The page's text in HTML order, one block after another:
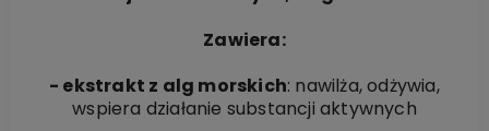
Zawiera:
- ekstrakt z alg morskich: nawilża, odżywia,
wspiera działanie substancji aktywnych